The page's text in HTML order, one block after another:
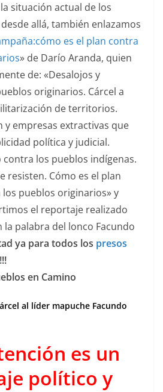
situación actual de los
allá, también enlazamos
es el plan contra
» de Darío Aranda, quien
de: «Desalojos y
originarios. Cárcel a
de territorios.
y empresas extractivas que
política y judicial.
contra los pueblos indígenas.
resisten. Cómo es el plan
pueblos originarios» y
el reportaje realizado
la palabra del lonco Facundo
ya para todos los presos
!!!
en Camino
al líder mapuche Facundo
es un
político y